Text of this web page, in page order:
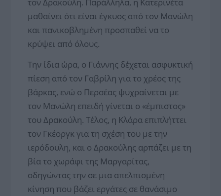
μαθαίνει ότι είναι έγκυος από τον Μανώλη
και πανικοβλημένη προσπαθεί να το
κρύψει από όλους.
Την ίδια ώρα, ο Γιάννης δέχεται ασφυκτική
πίεση από τον Γαβρίλη για το χρέος της
βάρκας, ενώ ο Περσέας ψυχραίνεται με
τον Μανώλη επειδή γίνεται ο «έμπιστος»
του Δρακούλη. Τέλος, η Κλάρα επιπλήττει
τον Γκέοργκ για τη σχέση του με την
ιερόδουλη, και ο Δρακούλης αρπάζει με τη
βία το χωράφι της Μαργαρίτας,
οδηγώντας την σε μια απελπισμένη
κίνηση που βάζει εργάτες σε θανάσιμο